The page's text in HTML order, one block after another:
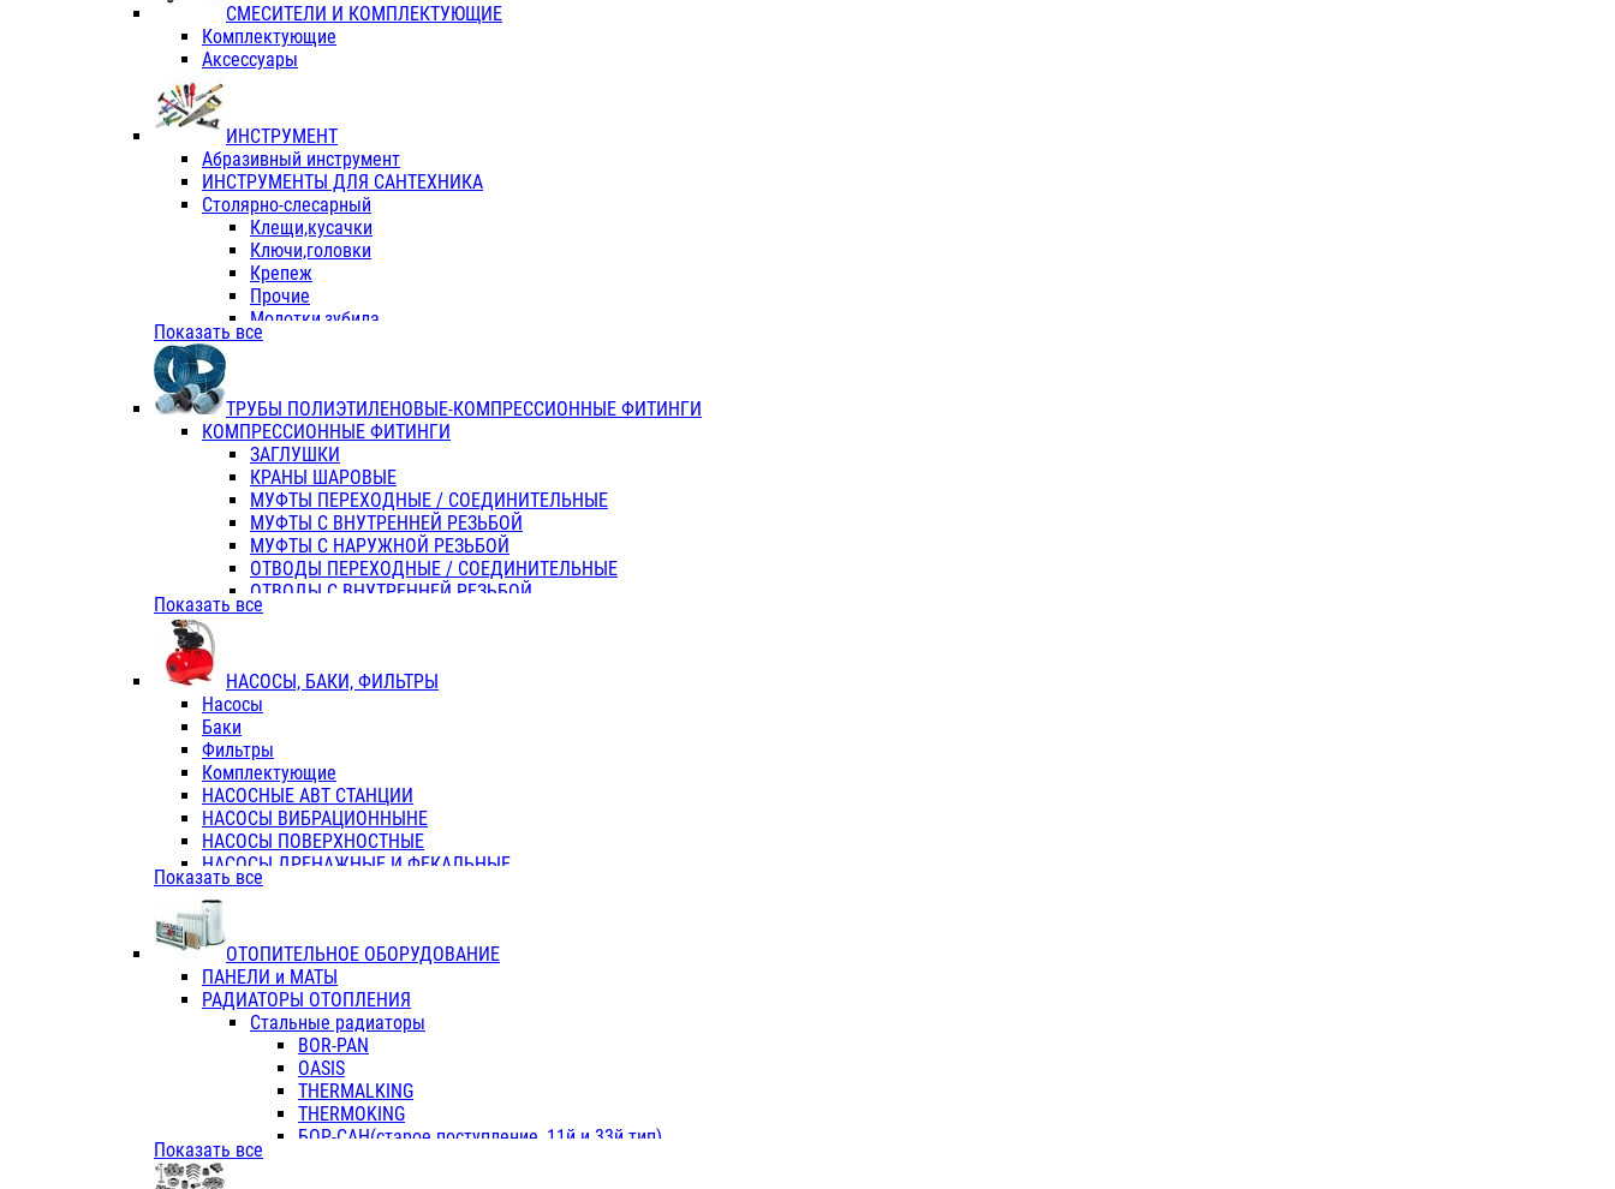
СМЕСИТЕЛИ И КОМПЛЕКТУЮЩИЕ
Комплектующие
Аксессуары
ИНСТРУМЕНТ
Абразивный инструмент
ИНСТРУМЕНТЫ ДЛЯ САНТЕХНИКА
Столярно-слесарный
Клещи,кусачки
Ключи,головки
Крепеж
Прочие
Молотки,зубила
Пассатижи,тонкогубцы,утконосы
Отвертки
Хоз. инвентарь
ЭЛ. ИНСТРУМЕНТ OASIS
Показать все
ТРУБЫ ПОЛИЭТИЛЕНОВЫЕ-КОМПРЕССИОННЫЕ ФИТИНГИ
КОМПРЕССИОННЫЕ ФИТИНГИ
ЗАГЛУШКИ
КРАНЫ ШАРОВЫЕ
МУФТЫ ПЕРЕХОДНЫЕ / СОЕДИНИТЕЛЬНЫЕ
МУФТЫ С ВНУТРЕННЕЙ РЕЗЬБОЙ
МУФТЫ С НАРУЖНОЙ РЕЗЬБОЙ
ОТВОДЫ ПЕРЕХОДНЫЕ / СОЕДИНИТЕЛЬНЫЕ
ОТВОДЫ С ВНУТРЕННЕЙ РЕЗЬБОЙ
ОТВОДЫ С НАРУЖНОЙ РЕЗЬБОЙ
ТРОЙНИКИ ПЕРЕХОДНЫЕ / СОЕДИНИТЕЛЬНЫЕ
ТРОЙНИКИ С ВНУТРЕННЕЙ РЕЗЬБОЙ
КОЛЬЦА РЕЗИНОВЫЕ
ТРУБЫ НАПОРНЫЕ
ТРУБЫ ГОФРИРОВАННЫЕ ДВУХСЛ.
ТРУБЫ ПОЛИЭТИЛЕНОВЫЕ
Показать все
НАСОСЫ, БАКИ, ФИЛЬТРЫ
Насосы
Баки
Фильтры
Комплектующие
НАСОСНЫЕ АВТ СТАНЦИИ
НАСОСЫ ВИБРАЦИОННЫНЕ
НАСОСЫ ПОВЕРХНОСТНЫЕ
НАСОСЫ ДРЕНАЖНЫЕ И ФЕКАЛЬНЫЕ
НАСОСЫ ПОВЫСИТ и ЦИРКУЛЯЦИОННЫЕ
НАСОСЫ СКВАЖИННЫЕ
Показать все
ОТОПИТЕЛЬНОЕ ОБОРУДОВАНИЕ
ПАНЕЛИ и МАТЫ
РАДИАТОРЫ ОТОПЛЕНИЯ
Стальные радиаторы
BOR-PAN
OASIS
THERMALKING
THERMOKING
БОР-САН(старое поступление, 11й и 33й тип)
Показать все